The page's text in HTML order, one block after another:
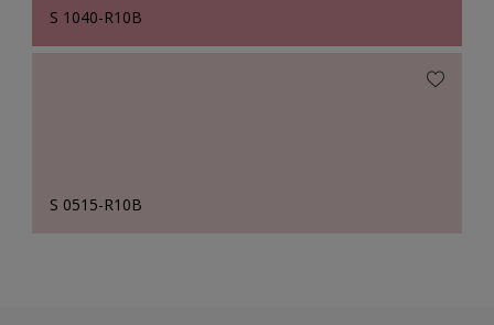
S 1040-R10B
S 0515-R10B